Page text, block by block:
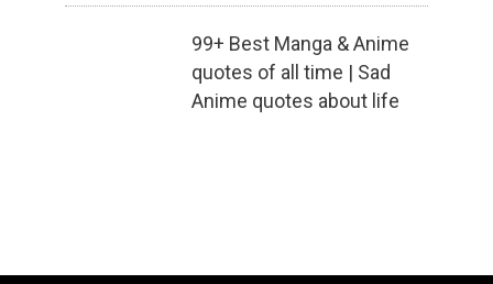
99+ Best Manga & Anime
quotes of all time | Sad
Anime quotes about life